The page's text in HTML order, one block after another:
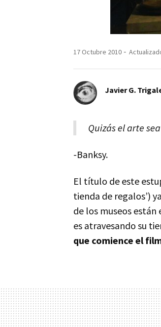
17 Octubre 2010
Javier G.
Quizás el arte
-Banksy.
El título de este
tienda de regalos’)
de los museos
es atravesando su
que comience el